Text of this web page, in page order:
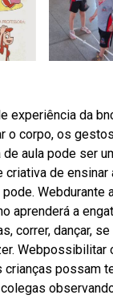
experiência da
o corpo, os
aula pode ser
criativa de ensinar
Webdurante
aprenderá a
correr, dançar,
Webpossibilitar
crianças possam